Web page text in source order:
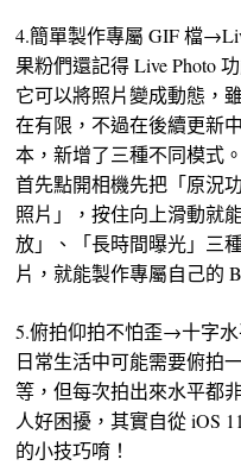
4.簡單製作專屬 GIF 檔
果粉們還記得 Live Photo
它可以將照片變成動態，
在有限，不過在後續更新
本，新增了三種不同模式。
首先點開相機先把「原況
照片」，按住向上滑動就
放」、「長時間曝光」三
片，就能製作專屬自己的
5.俯拍仰拍不怕歪→十字
日常生活中可能需要俯拍
等，但每次拍出來水平都
人好困擾，其實自從 iOS
的小技巧唷！